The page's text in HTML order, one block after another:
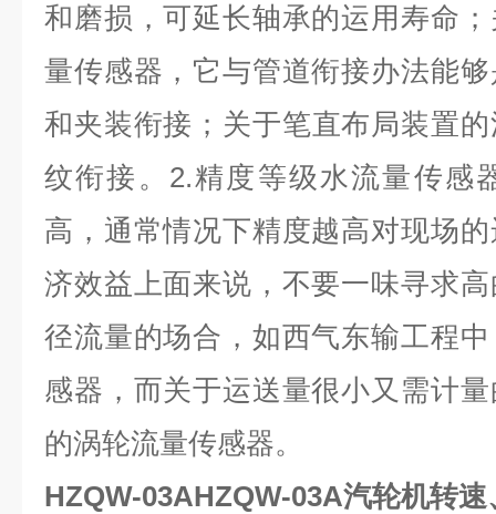
和磨损，可延长轴承的运用寿命
量传感器，它与管道衔接办法能
和夹装衔接；关于笔直布局装置
纹衔接。2.精度等级水流量传感
高，通常情况下精度越高对现场
济效益上面来说，不要一味寻求
径流量的场合，如西气东输工程
感器，而关于运送量很小又需计
的涡轮流量传感器。
HZQW-03AHZQW-03A汽轮机转